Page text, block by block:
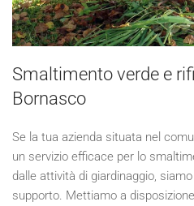
Smaltimento verde e
Bornasco
Se la tua azienda situata nel
un servizio efficace per lo
dalle attività di giardinaggio,
supporto. Mettiamo a